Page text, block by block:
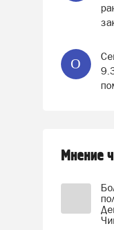
О
Мнение